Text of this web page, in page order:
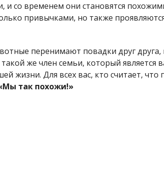
и со временем они становятся
привычками, но также
перенимают повадки друг друга,
такой же член семьи, который является
жизни. Для всех вас, кто считает, что
так похожи!»